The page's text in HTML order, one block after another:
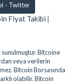
- Twitter
Fiyat Takibi |
Bitcoine
veya verilerin
Bitcoin Borsasında
olabilir. Bitcoin